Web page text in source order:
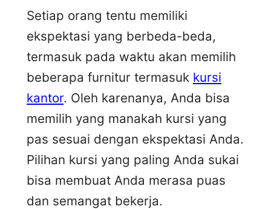
Setiap orang tentu memiliki
ekspektasi yang berbeda-beda,
termasuk pada waktu akan memilih
beberapa furnitur termasuk kursi
kantor. Oleh karenanya, Anda bisa
memilih yang manakah kursi yang
pas sesuai dengan ekspektasi Anda.
Pilihan kursi yang paling Anda sukai
bisa membuat Anda merasa puas
dan semangat bekerja.